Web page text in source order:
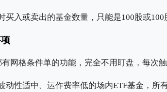
入或卖出的基金数量，只能是100股或100
网格条件单的功能，完全不用盯盘，每次
性适中、运作费率低的场内ETF基金，所